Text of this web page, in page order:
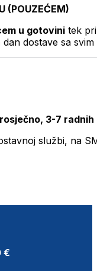
(POUZEĆEM)
u gotovini tek
dostave sa svim
3-7 radnih
službi, na
€